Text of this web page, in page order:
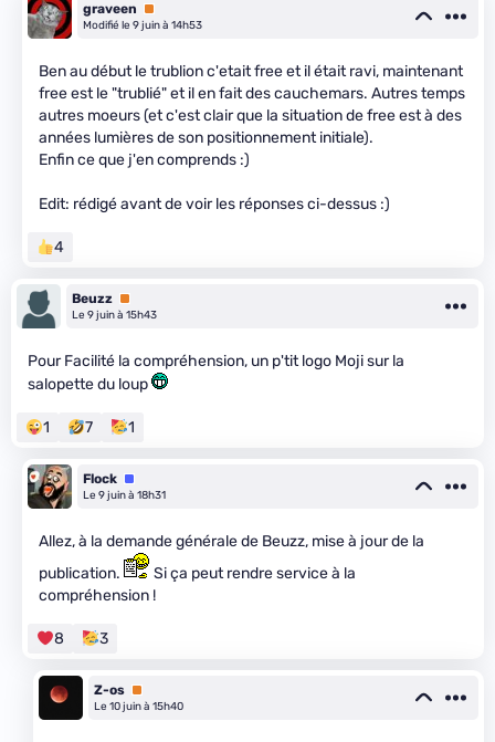
graveen
Premium
Modifié le 9 juin à 14h53
Ben au début le trublion c'etait free et il était ravi, maintenant
free est le "trublié" et il en fait des cauchemars. Autres temps
autres moeurs (et c'est clair que la situation de free est à des
années lumières de son positionnement initiale).
Enfin ce que j'en comprends :)
Edit: rédigé avant de voir les réponses ci-dessus :)
4
Beuzz Premium
Le 9 juin à 15h43
Pour Facilité la compréhension, un p'tit logo Moji sur la
salopette du loup
1 7 1
Flock Équipe
Le 9 juin à 18h31
Allez, à la demande générale de Beuzz, mise à jour de la
publication.
Si ça peut rendre service à la
compréhension !
8 3
Z-os Premium
Le 10 juin à 15h40